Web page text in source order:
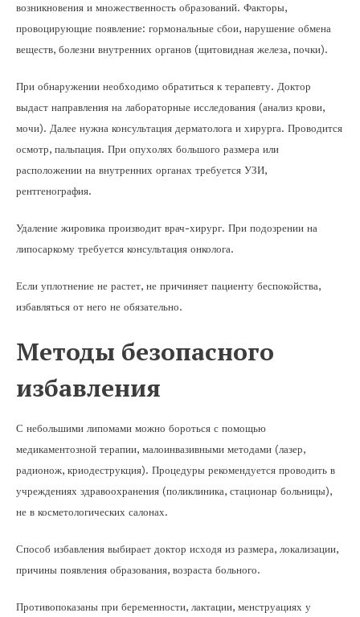
возникновения и множественность образований. Факторы,
провоцирующие появление: гормональные сбои, нарушение обмена
веществ, болезни внутренних органов (щитовидная железа, почки).
При обнаружении необходимо обратиться к терапевту. Доктор
выдаст направления на лабораторные исследования (анализ крови,
мочи). Далее нужна консультация дерматолога и хирурга. Проводится
осмотр, пальпация. При опухолях большого размера или
расположении на внутренних органах требуется УЗИ,
рентгенография.
Удаление жировика производит врач-хирург. При подозрении на
липосаркому требуется консультация онколога.
Если уплотнение не растет, не причиняет пациенту беспокойства,
избавляться от него не обязательно.
Методы безопасного
избавления
С небольшими липомами можно бороться с помощью
медикаментозной терапии, малоинвазивными методами (лазер,
радионож, криодеструкция). Процедуры рекомендуется проводить в
учреждениях здравоохранения (поликлиника, стационар больницы),
не в косметологических салонах.
Способ избавления выбирает доктор исходя из размера, локализации,
причины появления образования, возраста больного.
Противопоказаны при беременности, лактации, менструациях у